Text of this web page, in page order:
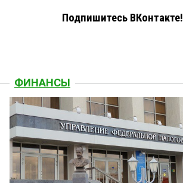
Подпишитесь ВКонтакте!
ФИНАНСЫ